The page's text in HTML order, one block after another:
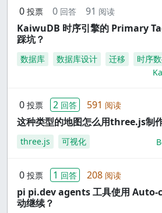
0 投票 0 回答 91 阅读
KaiwuDB 时序引擎的 Primary
踩坑？
数据库 数据库设计 迁移 时序
0 投票 2 回答 591 阅读
这种类型的地图怎么用three.js制
three.js 可视化
0 投票 1 回答 208 阅读
pi pi.dev agents 工具使用
动继续？